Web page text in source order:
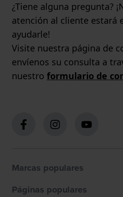
¿Tiene alguna pregunta?
atención al cliente estará
ayudarle!
Visite nuestra página de
envíenos su consulta a
nuestro formulario de
Marcas populares
Páginas populares